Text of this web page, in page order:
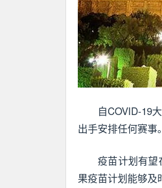
自COVID-19
出手安排任何赛事。
疫苗计划有望
果疫苗计划能够及